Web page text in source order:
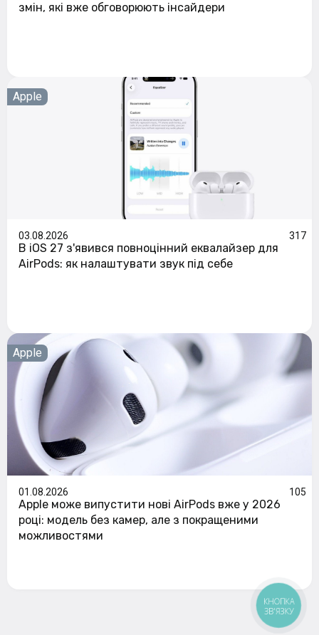
змін, які вже обговорюють інсайдери
Apple
03.08.2026 317
В iOS 27 з'явився повноцінний еквалайзер для
AirPods: як налаштувати звук під себе
Apple
01.08.2026 105
Apple може випустити нові AirPods вже у 2026
році: модель без камер, але з покращеними
можливостями
КНОПКА
ЗВ'ЯЗКУ